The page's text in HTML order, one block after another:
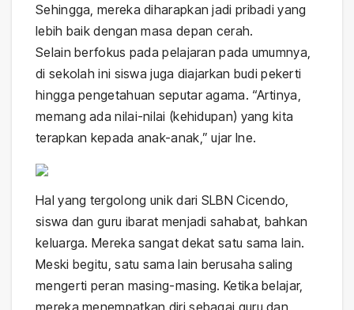
Sehingga, mereka diharapkan jadi pribadi yang
lebih baik dengan masa depan cerah.
Selain berfokus pada pelajaran pada umumnya,
di sekolah ini siswa juga diajarkan budi pekerti
hingga pengetahuan seputar agama. “Artinya,
memang ada nilai-nilai (kehidupan) yang kita
terapkan kepada anak-anak,” ujar Ine.
Hal yang tergolong unik dari SLBN Cicendo,
siswa dan guru ibarat menjadi sahabat, bahkan
keluarga. Mereka sangat dekat satu sama lain.
Meski begitu, satu sama lain berusaha saling
mengerti peran masing-masing. Ketika belajar,